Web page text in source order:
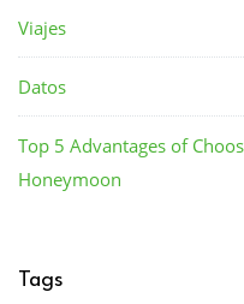
Viajes
Datos
Top 5 Advantages of
Honeymoon
Tags